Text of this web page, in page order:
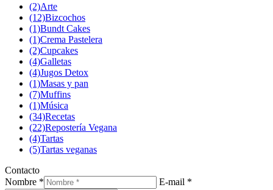
(2)Arte
(12)Bizcochos
(1)Bundt Cakes
(1)Crema Pastelera
(2)Cupcakes
(4)Galletas
(4)Jugos Detox
(1)Masas y pan
(7)Muffins
(1)Música
(34)Recetas
(22)Repostería Vegana
(4)Tartas
(5)Tartas veganas
Contacto
Nombre *
E-mail *